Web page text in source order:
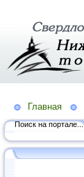
Главная
Поиск на портале...